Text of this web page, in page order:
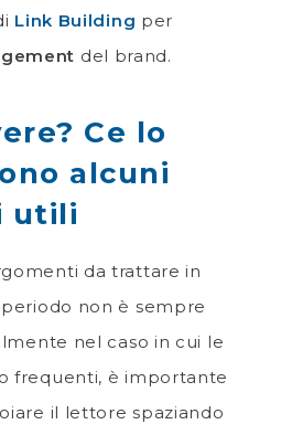
Link Building per
del brand.
Ce lo
alcuni
utili
da trattare in
non è sempre
nel caso in cui le
frequenti, è importante
il lettore spaziando